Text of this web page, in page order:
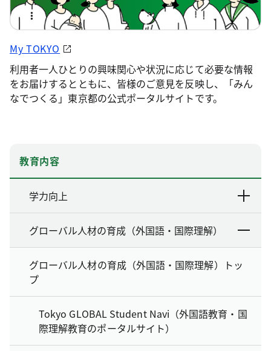
My TOKYO
利用者一人ひとりの興味関心や状況に応じて必要な情報
をお届けするとともに、皆様のご意見を反映し、「みん
なでつくる」東京都の公式ポータルサイトです。
教育内容
学力向上
グローバル人材の育成（外国語・国際理解）
グローバル人材の育成（外国語・国際理解）トッ
プ
Tokyo GLOBAL Student Navi（外国語教育・国
際理解教育のポータルサイト）